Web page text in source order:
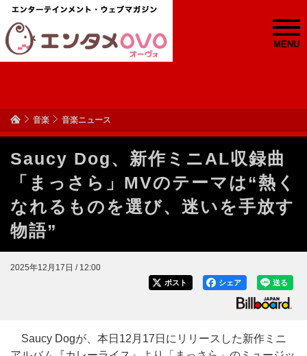
MENU
音楽 音楽ニュース
Saucy Dog、新作ミニAL収録曲
「まっさら」MVのテーマは“熱く
なれるものを選び、迷いを手放す
物語”
2025年12月17日 / 12:00
送る
シェア
ポスト
Saucy Dogが、本日12月17日にリリースした新作ミニ